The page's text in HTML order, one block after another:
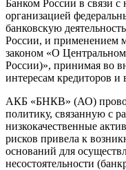
Банком России в связи
организацией
банковскую
России, и применением
законом «O
России)», принимая во
интересам кредиторов и
АКБ «БНКВ» (АО)
политику, связанную с
низкокачественные
рисков привела к
оснований для
несостоятельности